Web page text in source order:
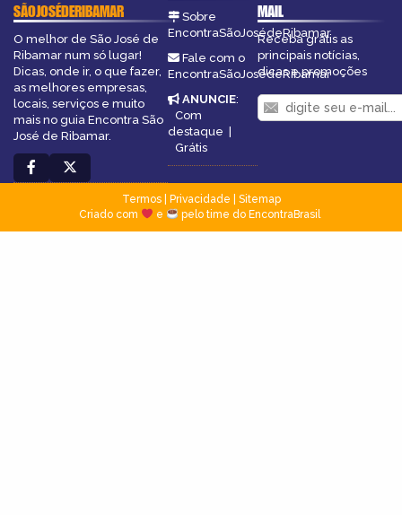
SÃOJOSÉDERIBAMAR
O melhor de São José de
Ribamar num só lugar!
Dicas, onde ir, o que fazer,
as melhores empresas,
locais, serviços e muito
mais no guia Encontra São
José de Ribamar.
Sobre
EncontraSãoJosédeRibamar
Fale com o
EncontraSãoJosédeRibamar
ANUNCIE:
Com
destaque |
Grátis
MAIL
Receba grátis as
principais notícias,
dicas e promoções
Termos| Privacidade
Sitemap
Criado com
e pelo time do EncontraBrasil